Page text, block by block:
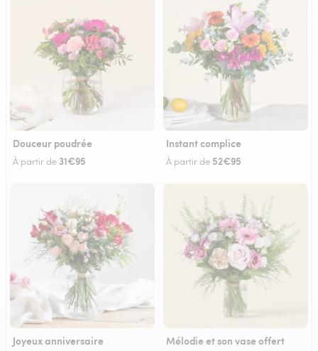
Douceur poudrée
À partir de 31€95
Instant complice
À partir de 52€95
Joyeux anniversaire Mélodie et son vase offert